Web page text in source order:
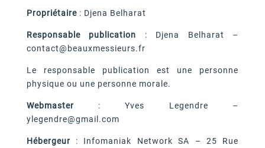
Propriétaire: Djena Belharat
Responsable publication : Djena Belharat –
contact@beauxmessieurs.fr
Le responsable publication est une personne
physique ou une personne morale.
Webmaster : Yves Legendre –
ylegendre@gmail.com
Hébergeur : Infomaniak Network SA – 25 Rue